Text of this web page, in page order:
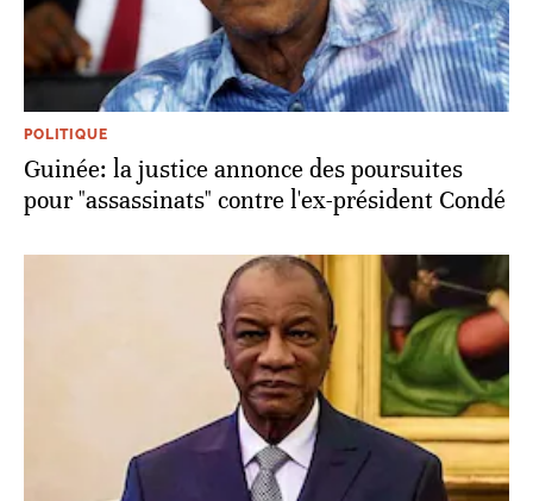
POLITIQUE
Guinée: la justice annonce des poursuites
pour "assassinats" contre l'ex-président Condé